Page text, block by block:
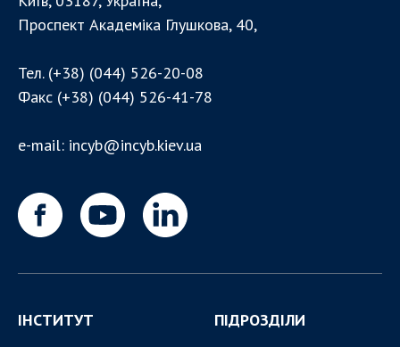
Проспект Академіка Глушкова, 40,
Тел. (+38) (044) 526-20-08
Факс (+38) (044) 526-41-78
e-mail: incyb@incyb.kiev.ua
ІНСТИТУТ ПІДРОЗДІЛИ